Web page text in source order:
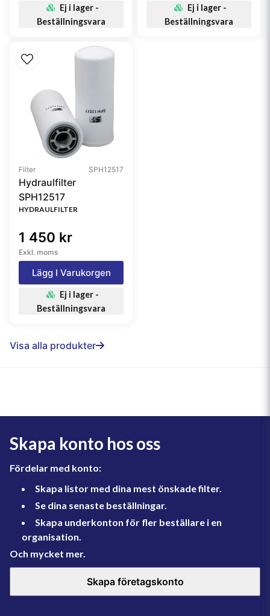
Ej i lager -
Beställningsvara
Ej i lager -
Beställningsvara
Filter SPH12517
Hydraulfilter
SPH12517
HYDRAULFILTER
1 450 kr
Exkl. moms
Lägg I Varukorgen
Ej i lager -
Beställningsvara
Visa alla produkter
Skapa konto hos oss
Fördelar med konto:
Skapa listor med dina mest önskade filter.
Se dina senaste beställningar.
Skapa underkonton för fler beställare i en
organisation.
Och mycket mer.
Skapa företagskonto